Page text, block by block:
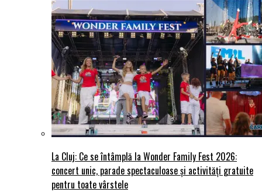
La Cluj: Ce se întâmplă la Wonder Family Fest 2026:
concert unic, parade spectaculoase și activități gratuite
pentru toate vârstele